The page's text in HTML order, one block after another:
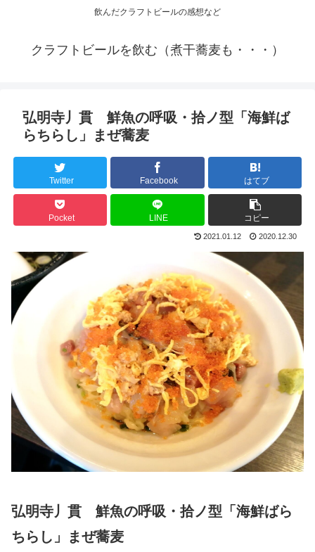
飲んだクラフトビールの感想など
クラフトビールを飲む（煮干蕎麦も・・・）
弘明寺丿貫 鮮魚の呼吸・拾ノ型「海鮮ば
らちらし」まぜ蕎麦
Twitter Facebook はてブ
Pocket LINE コピー
2021.01.12 2020.12.30
弘明寺丿貫 鮮魚の呼吸・拾ノ型「海鮮ばら
ちらし」まぜ蕎麦